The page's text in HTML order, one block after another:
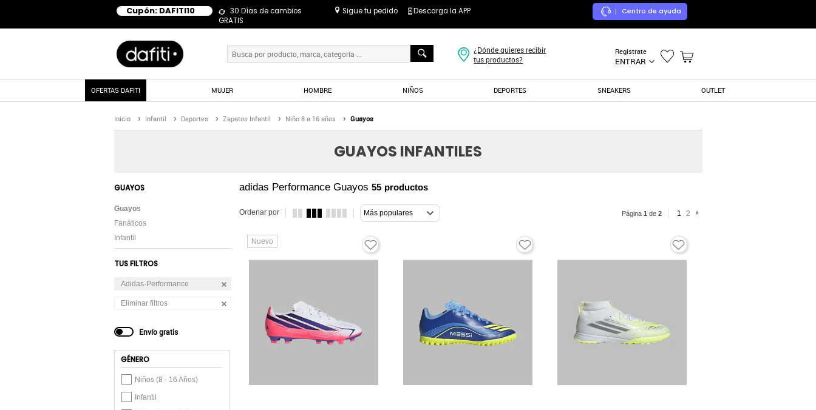
Cupón: DAFITI10
30 Días de cambios
GRATIS
Sigue tu pedido Descarga la APP | Centro de ayuda
Registrate
ENTRAR
¿Dónde quieres recibir
tus productos?
OFERTAS DAFITI MUJER HOMBRE NIÑOS DEPORTES SNEAKERS OUTLET
Inicio Infantil Deportes Zapatos Infantil Niño 8 a 16 años Guayos
GUAYOS INFANTILES
GUAYOS
Guayos
Fanáticos
Infantil
TUS FILTROS
Adidas-Performance
Eliminar filtros
Envío gratis
GÉNERO
Niños (8 - 16 Años)
Infantil
adidas Performance Guayos 55 productos
Ordenar por Más populares Página 1 de 2 1 2
Nuevo